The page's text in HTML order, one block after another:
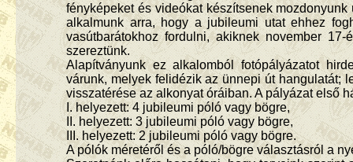
fényképeket és videókat készítsenek
alkalmunk arra, hogy a jubileumi utat ehhez
vasútbarátokhoz fordulni, akiknek november 17-
szereztünk.
Alapítványunk ez alkalomból fotópályázatot
várunk, melyek felidézik az ünnepi út hangulatát;
visszatérése az alkonyat óráiban. A pályázat első
I. helyezett: 4 jubileumi póló vagy bögre,
II. helyezett: 3 jubileumi póló vagy bögre,
III. helyezett: 2 jubileumi póló vagy bögre.
A pólók méretéről és a póló/bögre választásról a